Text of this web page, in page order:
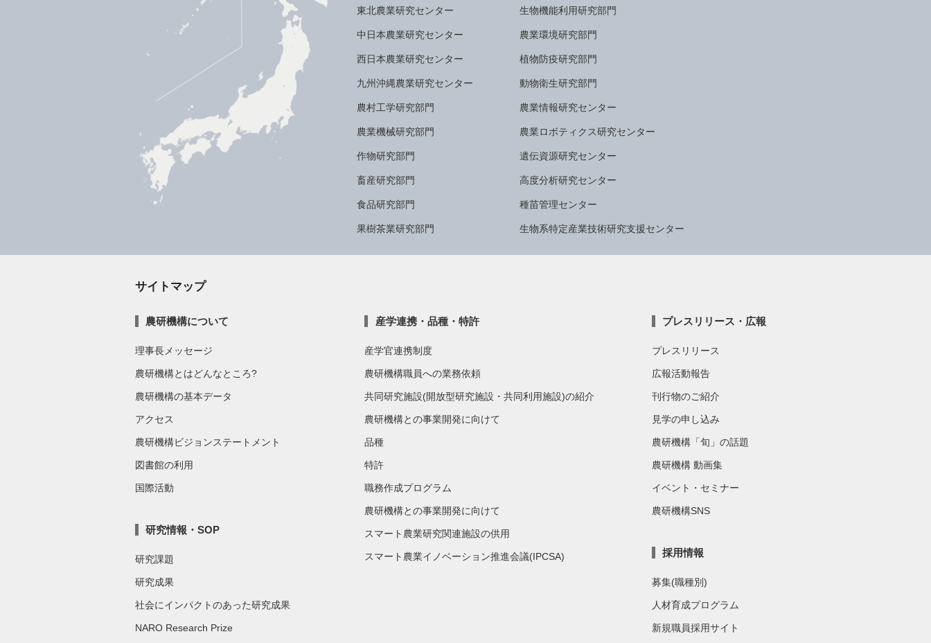
東北農業研究センター
中日本農業研究センター
西日本農業研究センター
九州沖縄農業研究センター
農村工学研究部門
農業機械研究部門
作物研究部門
畜産研究部門
食品研究部門
果樹茶業研究部門
生物機能利用研究部門
農業環境研究部門
植物防疫研究部門
動物衛生研究部門
農業情報研究センター
農業ロボティクス研究センター
遺伝資源研究センター
高度分析研究センター
種苗管理センター
生物系特定産業技術研究支援センター
サイトマップ
農研機構について
理事長メッセージ
農研機構とはどんなところ?
農研機構の基本データ
アクセス
農研機構ビジョンステートメント
図書館の利用
国際活動
研究情報・SOP
研究課題
研究成果
社会にインパクトのあった研究成果
NARO Research Prize
産学連携・品種・特許
産学官連携制度
農研機構職員への業務依頼
共同研究施設(開放型研究施設・共同利用施設)の紹介
農研機構との事業開発に向けて
品種
特許
職務作成プログラム
農研機構との事業開発に向けて
スマート農業研究関連施設の供用
スマート農業イノベーション推進会議(IPCSA)
プレスリリース・広報
プレスリリース
広報活動報告
刊行物のご紹介
見学の申し込み
農研機構「旬」の話題
農研機構 動画集
イベント・セミナー
農研機構SNS
採用情報
募集(職種別)
人材育成プログラム
新規職員採用サイト